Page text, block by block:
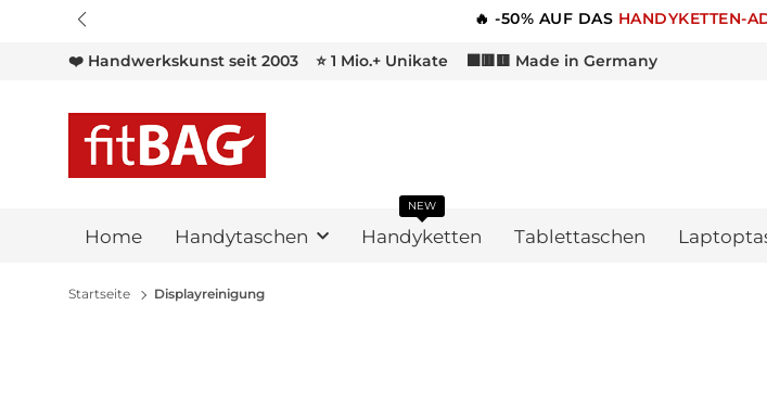
🎁 -10% RABATT FÜR
❤️ Handwerkskunst seit 2003 ⭐ 1 Mio.+ Unikate ⬛🟥🟨 Made in Germany
Home Handytaschen Handyketten
NEW
Tablettaschen
Startseite Displayreinigung